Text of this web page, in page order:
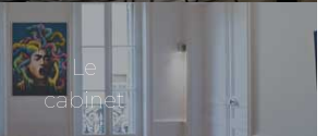
Le
cabinet